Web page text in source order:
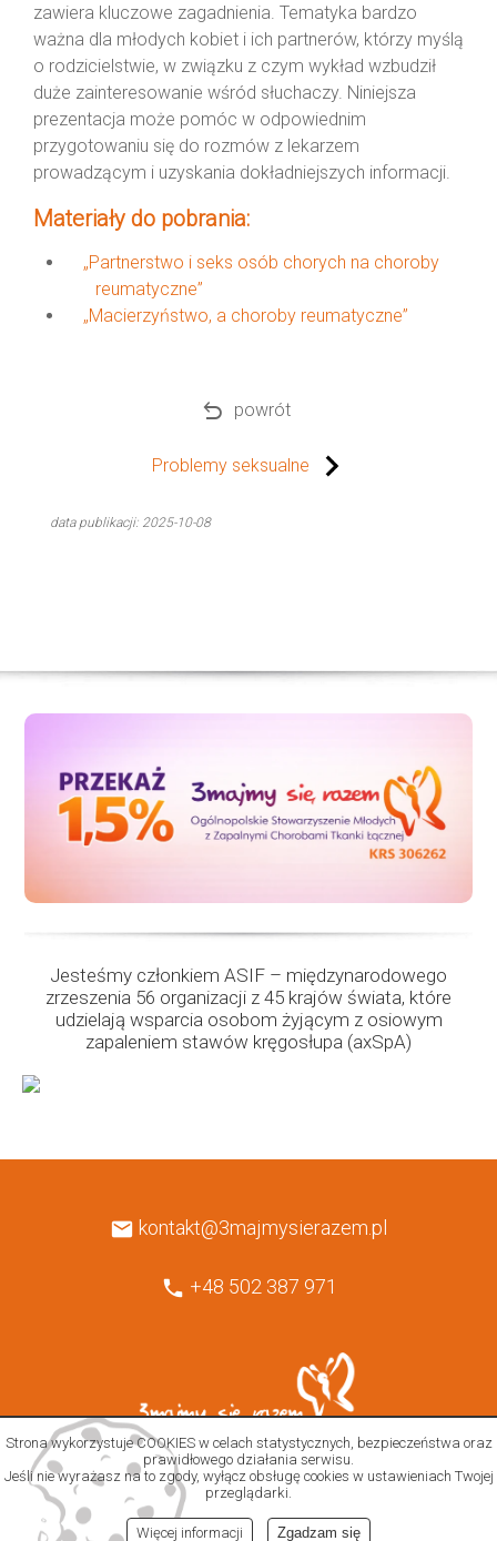
zawiera kluczowe zagadnienia. Tematyka bardzo
ważna dla młodych kobiet i ich partnerów, którzy myślą
o rodzicielstwie, w związku z czym wykład wzbudził
duże zainteresowanie wśród słuchaczy. Niniejsza
prezentacja może pomóc w odpowiednim
przygotowaniu się do rozmów z lekarzem
prowadzącym i uzyskania dokładniejszych informacji.
Materiały do pobrania:
„Partnerstwo i seks osób chorych na choroby
reumatyczne”
„Macierzyństwo, a choroby reumatyczne”
undo powrót
Problemy seksualne
data publikacji: 2025-10-08
Jesteśmy członkiem ASIF – międzynarodowego
zrzeszenia 56 organizacji z 45 krajów świata, które
udzielają wsparcia osobom żyjącym z osiowym
zapaleniem stawów kręgosłupa (axSpA)
mail kontakt@3majmysierazem.pl
phone +48 502 387 971
polityka cookies|mapa strony
copyright © 2025 | oprogramowaniechoruzy.pl
Strona wykorzystuje COOKIES w celach statystycznych, bezpieczeństwa oraz
prawidłowego działania serwisu.
Jeśli nie wyrażasz na to zgody, wyłącz obsługę cookies w ustawieniach Twojej
przeglądarki.
Więcej informacji Zgadzam się